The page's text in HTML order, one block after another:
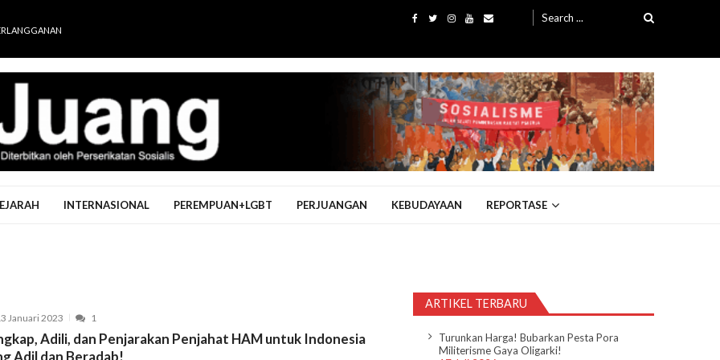
for:
INTERNASIONAL PEREMPUAN+LGBT PERJUANGAN KEBUDAYAAN REPORTASE
Januari 2023 1
Adili, dan Penjarakan Penjahat HAM untuk Indonesia
Adil dan Beradab!
ARTIKEL TERBARU
Turunkan Harga! Bubarkan Pesta Pora
Militerisme Gaya Oligarki!